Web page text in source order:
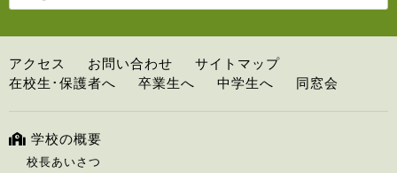
アクセス お問い合わせ
サイトマップ
在校生･保護者へ
卒業生へ 中学生へ 同窓会
学校の概要
校長あいさつ